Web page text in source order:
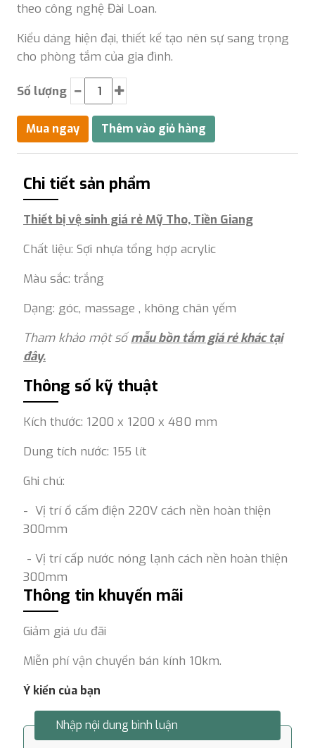
theo công nghệ Đài Loan.
Kiểu dáng hiện đại, thiết kế tạo nên sự sang trọng
cho phòng tắm của gia đình.
Số lượng
Chi tiết sản phẩm
Thiết bị vệ sinh giá rẻ Mỹ Tho, Tiền Giang
Chất liệu: Sợi nhựa tổng hợp acrylic
Màu sắc: trắng
Dạng: góc, massage , không chân yếm
Tham khảo một sốmẫu bồn tắm giá rẻ khác tại
đây.
Thông số kỹ thuật
Kích thước: 1200 x 1200 x 480 mm
Dung tích nước: 155 lít
Ghi chú:
- Vị trí ổ cấm điện 220V cách nền hoàn thiện
300mm
- Vị trí cấp nước nóng lạnh cách nền hoàn thiện
300mm
Thông tin khuyến mãi
Giảm giá ưu đãi
Miễn phí vận chuyển bán kính 10km.
Ý kiến của bạn
Nhập nội dung bình luận